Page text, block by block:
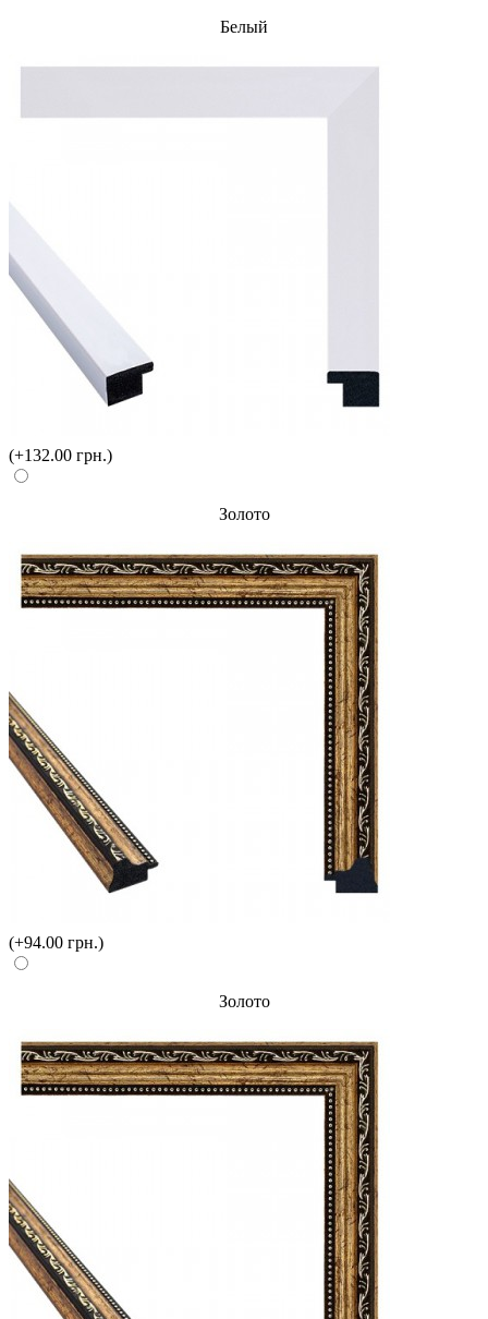
Белый
(+132.00 грн.)
Золото
(+94.00 грн.)
Золото